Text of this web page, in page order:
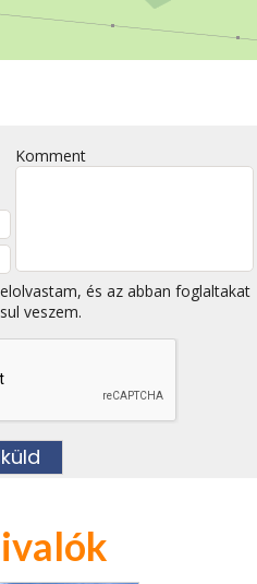
Komment
és az abban foglaltakat
veszem.